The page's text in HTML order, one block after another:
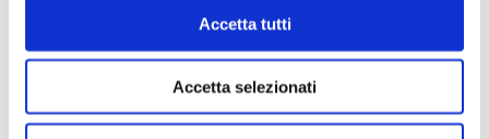
Accetta tutti
Accetta selezionati